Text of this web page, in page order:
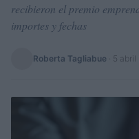
recibieron el premio
importes y fechas
Roberta Tagliabue 5 abril